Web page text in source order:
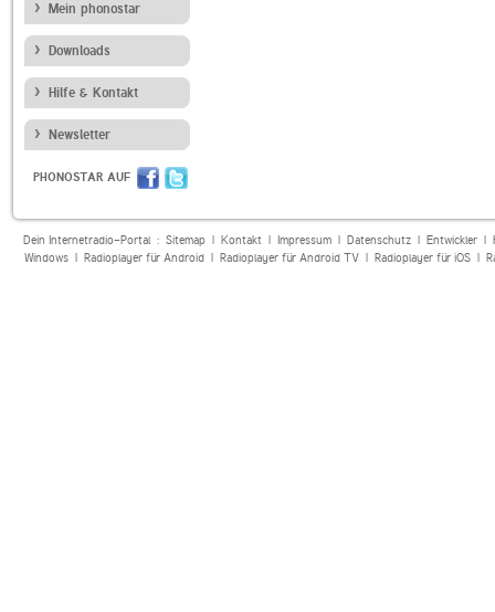
Mein phonostar
Downloads
Hilfe & Kontakt
Newsletter
PHONOSTAR AUF
Dein Internetradio-Portal : Sitemap| Kontakt| Impressum| Datenschutz| Entwickler|
Windows| Radioplayer für Android| Radioplayer für Android TV| Radioplayer für iOS|